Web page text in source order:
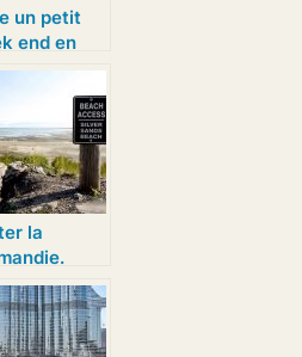
un petit
end en
la